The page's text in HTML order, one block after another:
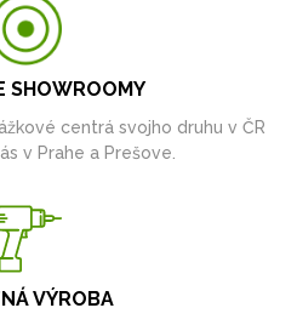
SHOWROOMY
centrá svojho druhu v ČR
v Prahe a Prešove.
VÝROBA